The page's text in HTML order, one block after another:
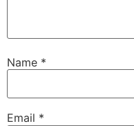
Name *
Email *